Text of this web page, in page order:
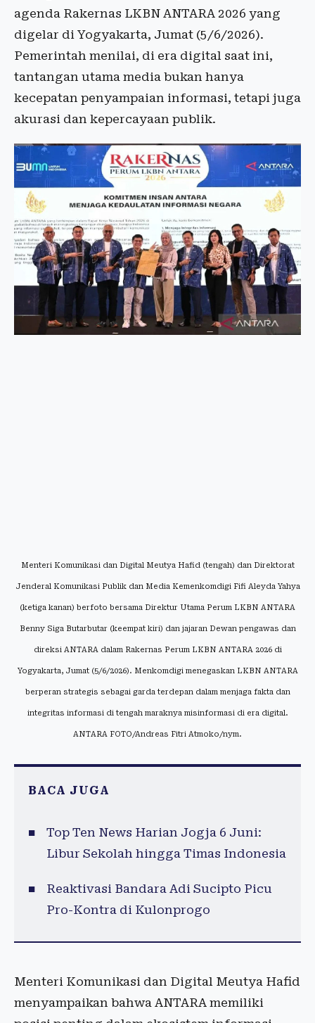
agenda Rakernas LKBN ANTARA 2026 yang
digelar di Yogyakarta, Jumat (5/6/2026).
Pemerintah menilai, di era digital saat ini,
tantangan utama media bukan hanya
kecepatan penyampaian informasi, tetapi juga
akurasi dan kepercayaan publik.
Menteri Komunikasi dan Digital Meutya Hafid (tengah) dan Direktorat
Jenderal Komunikasi Publik dan Media Kemenkomdigi Fifi Aleyda Yahya
(ketiga kanan) berfoto bersama Direktur Utama Perum LKBN ANTARA
Benny Siga Butarbutar (keempat kiri) dan jajaran Dewan pengawas dan
direksi ANTARA dalam Rakernas Perum LKBN ANTARA 2026 di
Yogyakarta, Jumat (5/6/2026). Menkomdigi menegaskan LKBN ANTARA
berperan strategis sebagai garda terdepan dalam menjaga fakta dan
integritas informasi di tengah maraknya misinformasi di era digital.
ANTARA FOTO/Andreas Fitri Atmoko/nym.
BACA JUGA
Top Ten News Harian Jogja 6 Juni:
Libur Sekolah hingga Timas Indonesia
Reaktivasi Bandara Adi Sucipto Picu
Pro-Kontra di Kulonprogo
Menteri Komunikasi dan Digital Meutya Hafid
menyampaikan bahwa ANTARA memiliki